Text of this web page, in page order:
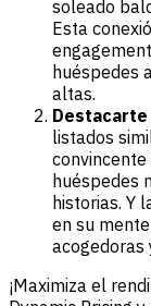
soleado
Esta
huéspedes
altas.
listados
huéspedes
historias. Y
en su
acogedoras
¡Maximiza el